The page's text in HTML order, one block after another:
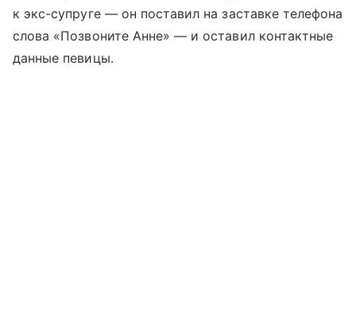
к экс-супруге — он поставил на заставке телефона
слова «Позвоните Анне» — и оставил контактные
данные певицы.